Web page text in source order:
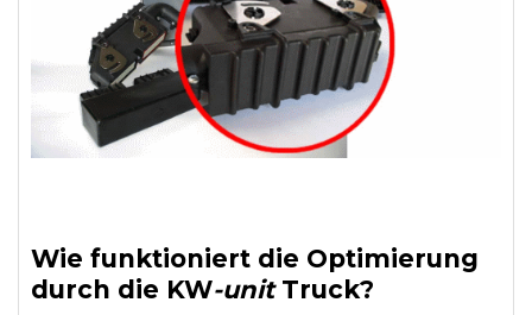
Wie funktioniert die Optimierung
durch die KW-unit Truck?